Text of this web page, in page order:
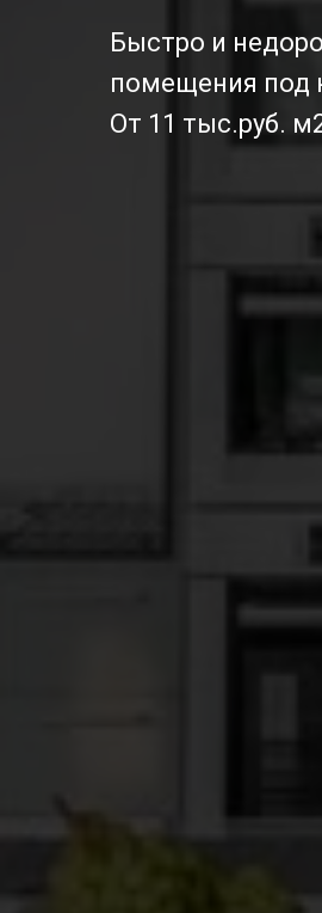
Быстро и
помещения под
От 11 тыс.руб.